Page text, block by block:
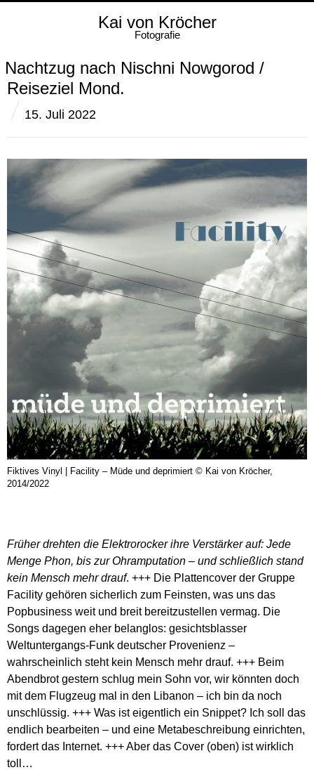
Kai von Kröcher
Fotografie
Nachtzug nach Nischni Nowgorod /
Reiseziel Mond.
15. Juli 2022
Fiktives Vinyl | Facility – Müde und deprimiert © Kai von Kröcher,
2014/2022
Früher drehten die Elektrorocker ihre Verstärker auf: Jede
Menge Phon, bis zur Ohramputation – und schließlich stand
kein Mensch mehr drauf. +++ Die Plattencover der Gruppe
Facility gehören sicherlich zum Feinsten, was uns das
Popbusiness weit und breit bereitzustellen vermag. Die
Songs dagegen eher belanglos: gesichtsblasser
Weltuntergangs-Funk deutscher Provenienz –
wahrscheinlich steht kein Mensch mehr drauf. +++ Beim
Abendbrot gestern schlug mein Sohn vor, wir könnten doch
mit dem Flugzeug mal in den Libanon – ich bin da noch
unschlüssig. +++ Was ist eigentlich ein Snippet? Ich soll das
endlich bearbeiten – und eine Metabeschreibung einrichten,
fordert das Internet. +++ Aber das Cover (oben) ist wirklich
toll…